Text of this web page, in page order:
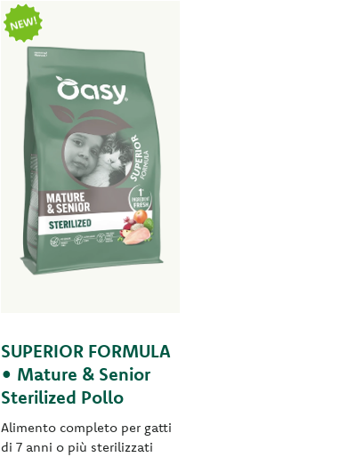
SUPERIOR FORMULA
• Mature & Senior
Sterilized Pollo
Alimento completo per gatti
di 7 anni o più sterilizzati